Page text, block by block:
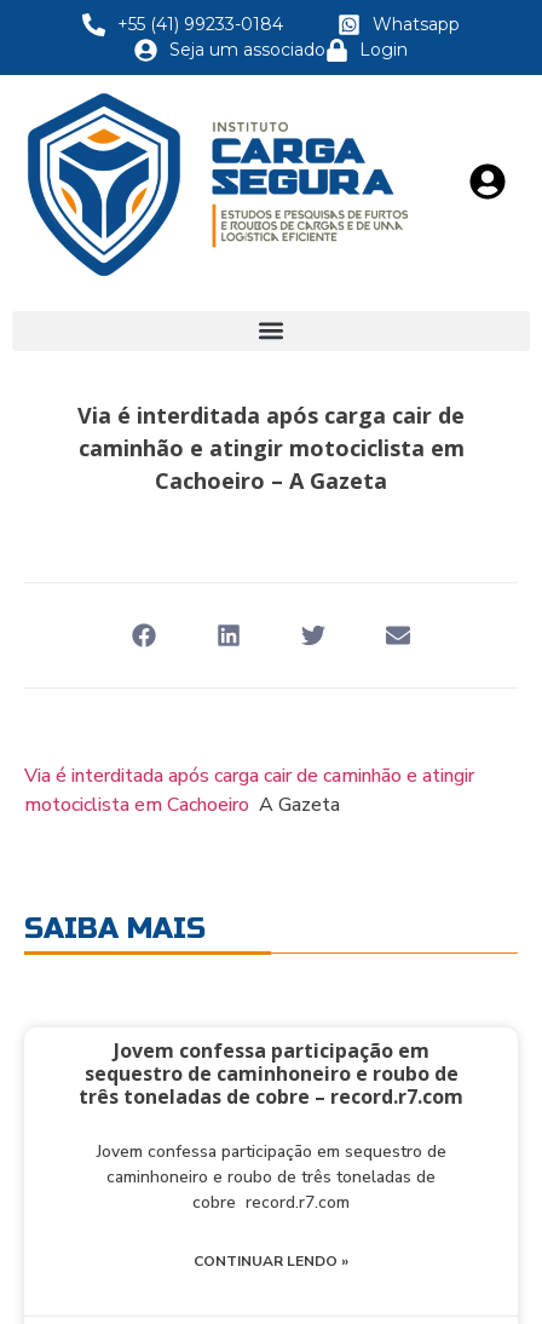
+55 (41) 99233-0184
Whatsapp
Seja um associado
Login
Via é interditada após carga cair de
caminhão e atingir motociclista em
Cachoeiro – A Gazeta
Via é interditada após carga cair de caminhão e atingir
motociclista em Cachoeiro A Gazeta
SAIBA MAIS
Jovem confessa participação em
sequestro de caminhoneiro e roubo de
três toneladas de cobre – record.r7.com
Jovem confessa participação em sequestro de
caminhoneiro e roubo de três toneladas de
cobre record.r7.com
CONTINUAR LENDO »